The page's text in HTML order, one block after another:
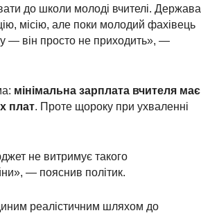
до школи молоді вчителі. Держава
місію, але поки молодий фахівець
— він просто не приходить», —
мінімальна зарплата вчителя має
плат. Проте щороку при ухваленні
не витримує такого
— пояснив політик.
реалістичним шляхом до